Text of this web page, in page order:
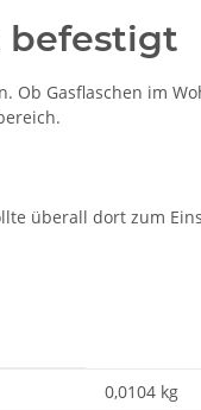
befestigt
Gasflaschen im
überall dort zum
0,0104 kg